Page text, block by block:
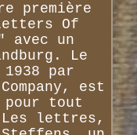
première
Of
avec un
Le
par
est
pour tout
lettres,